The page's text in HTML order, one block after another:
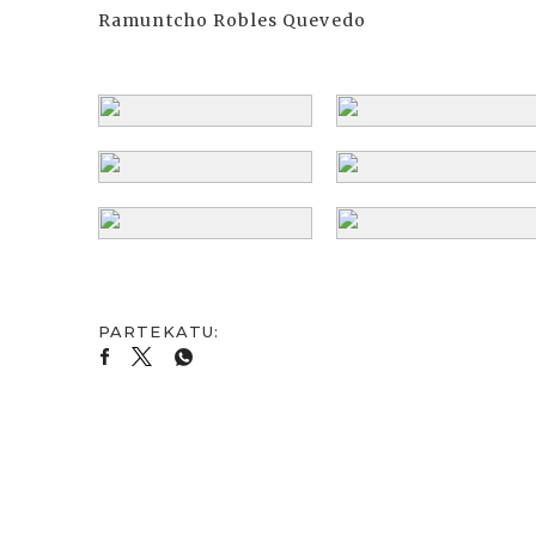
Ramuntcho Robles Quevedo